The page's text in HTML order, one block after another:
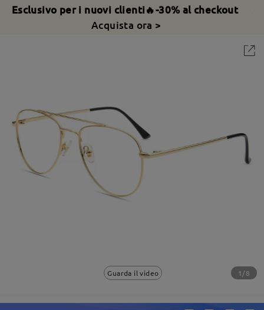
Esclusivo per i nuovi clienti🔥-30% al checkout
Acquista ora >
Guarda il video 1/8